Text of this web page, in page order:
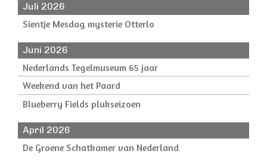
Juli 2026
Sientje Mesdag mysterie Otterlo
Juni 2026
Nederlands Tegelmuseum 65 jaar
Weekend van het Paard
Blueberry Fields plukseizoen
April 2026
De Groene Schatkamer van Nederland